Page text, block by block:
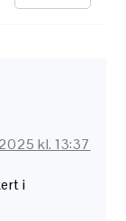
kl. 13:37
i